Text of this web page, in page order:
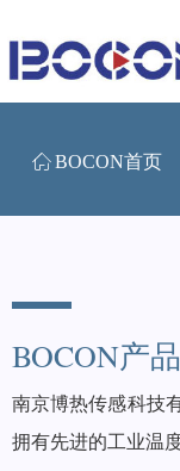
ꀇ BOCON首页
南京博热传感科技
拥有先进的工业温
BOCON产品